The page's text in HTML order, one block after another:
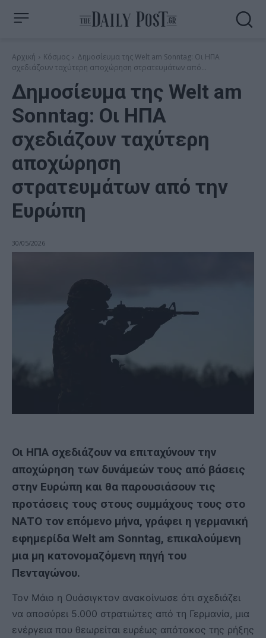
Αρχική Κόσμος
Δημοσίευμα της Welt am Sonntag: Οι ΗΠΑ
σχεδιάζουν ταχύτερη αποχώρηση στρατευμάτων από...
Δημοσίευμα της Welt am
Sonntag: Οι ΗΠΑ
σχεδιάζουν ταχύτερη
αποχώρηση
στρατευμάτων από την
Ευρώπη
30/05/2026
Οι ΗΠΑ σχεδιάζουν να επιταχύνουν την
αποχώρηση των δυνάμεών τους από βάσεις
στην Ευρώπη και θα παρουσιάσουν τις
προτάσεις τους στους συμμάχους τους στο
ΝΑΤΟ τον επόμενο μήνα, γράφει η γερμανική
εφημερίδα Welt am Sonntag, επικαλούμενη
μια μη κατονομαζόμενη πηγή του
Πενταγώνου.
Τον Μάιο η Ουάσιγκτον ανακοίνωσε ότι σχεδιάζει
να αποσύρει 5.000 στρατιώτες από τη Γερμανία, μια
ενέργεια που θεωρείται ευρέως απότοκος της ρήξης